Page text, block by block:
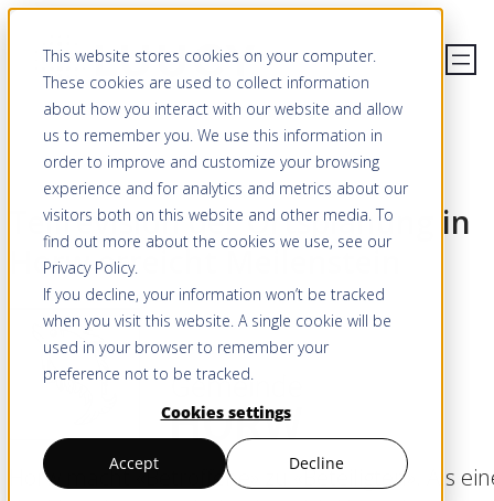
This website stores cookies on your computer.
These cookies are used to collect information
about how you interact with our website and allow
us to remember you. We use this information in
order to improve and customize your browsing
experience and for analytics and metrics about our
visitors both on this website and other media. To
find out more about the cookies we use, see our
Privacy Policy.
If you decline, your information won’t be tracked
when you visit this website. A single cookie will be
used in your browser to remember your
preference not to be tracked.
Cookies settings
Accept Decline
Teilrevision der Ortsplanung in
Horw erreicht Meilenstein
Horw macht «Betroffene» zu «Beteiligten». Als